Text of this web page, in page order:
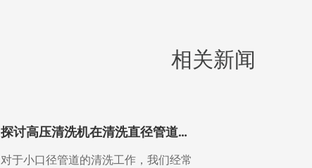
相关新闻
探讨高压清洗机在清洗直径管道中
的主要用途
对于小口径管道的清洗工作，我们经常